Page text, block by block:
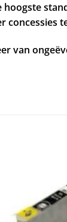
van